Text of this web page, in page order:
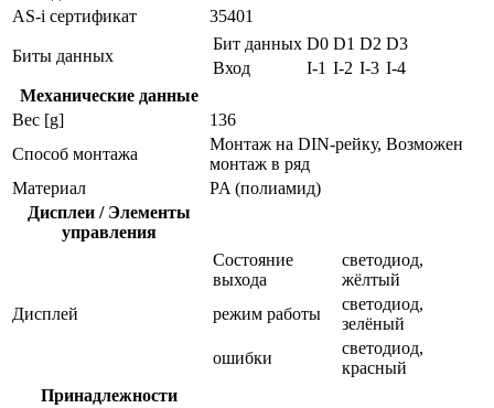
AS-i сертификат
35401
Биты данных
Бит данных D0 D1 D2 D3
Вход
I-1 I-2 I-3 I-4
Механические данные
Вес [g]
136
Способ монтажа
Монтаж на DIN-рейку, Возможен
монтаж в ряд
Материал
PA (полиамид)
Дисплеи / Элементы
управления
Дисплей
Состояние
выхода
светодиод,
жёлтый
режим работы
светодиод,
зелёный
ошибки
светодиод,
красный
Принадлежности